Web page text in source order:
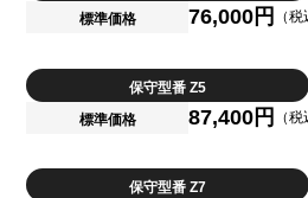
標準価格
76,000円 （
保守型番 Z5
標準価格
87,400円 （
保守型番 Z7